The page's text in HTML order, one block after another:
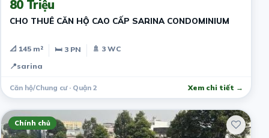
80 Triệu
CHO THUÊ CĂN HỘ CAO CẤP SARINA CONDOMINIUM
📐 145 m² 🛏 3 PN
🚿 3 WC
📍sarina
Căn hộ/Chung cư · Quận 2 Xem chi tiết →
Chính chủ